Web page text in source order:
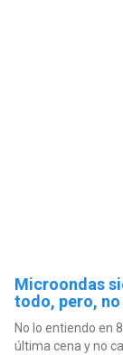
Microondas
todo, pero, no
No lo entiendo en
última cena y no